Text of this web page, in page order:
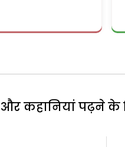
और कहानियां पढ़ने के